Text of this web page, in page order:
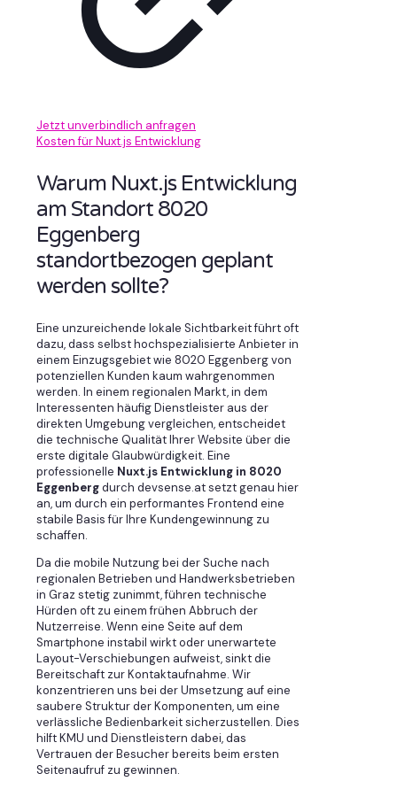
Jetzt unverbindlich anfragen
Kosten für Nuxt.js Entwicklung
Warum Nuxt.js Entwicklung
am Standort 8020
Eggenberg
standortbezogen geplant
werden sollte?
Eine unzureichende lokale Sichtbarkeit führt oft
dazu, dass selbst hochspezialisierte Anbieter in
einem Einzugsgebiet wie 8020 Eggenberg von
potenziellen Kunden kaum wahrgenommen
werden. In einem regionalen Markt, in dem
Interessenten häufig Dienstleister aus der
direkten Umgebung vergleichen, entscheidet
die technische Qualität Ihrer Website über die
erste digitale Glaubwürdigkeit. Eine
professionelle Nuxt.js Entwicklung in 8020
Eggenbergdurch devsense.at setzt genau hier
an, um durch ein performantes Frontend eine
stabile Basis für Ihre Kundengewinnung zu
schaffen.
Da die mobile Nutzung bei der Suche nach
regionalen Betrieben und Handwerksbetrieben
in Graz stetig zunimmt, führen technische
Hürden oft zu einem frühen Abbruch der
Nutzerreise. Wenn eine Seite auf dem
Smartphone instabil wirkt oder unerwartete
Layout-Verschiebungen aufweist, sinkt die
Bereitschaft zur Kontaktaufnahme. Wir
konzentrieren uns bei der Umsetzung auf eine
saubere Struktur der Komponenten, um eine
verlässliche Bedienbarkeit sicherzustellen. Dies
hilft KMU und Dienstleistern dabei, das
Vertrauen der Besucher bereits beim ersten
Seitenaufruf zu gewinnen.